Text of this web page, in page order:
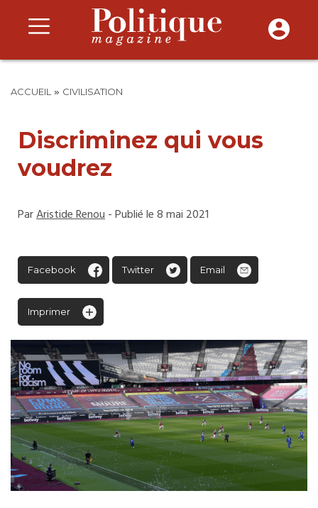
ACCUEIL » CIVILISATION
Discriminez qui vous
voudrez
ParAristide Renou- Publié le 8 mai 2021
Facebook Twitter Email
Imprimer